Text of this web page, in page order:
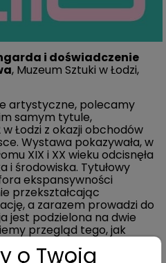
i doświadczenie
, Muzeum Sztuki w Łodzi,
artystyczne, polecamy
samym tytule,
Łodzi z okazji obchodów
Wystawa pokazywała, w
XIX i XX wieku odcisnęła
i środowiska. Tytułowy
ekspansywności
przekształcając
a zarazem prowadzi do
jest podzielona na dwie
przegląd tego, jak
zmiany relacji
i technologii. Druga
o Twoją